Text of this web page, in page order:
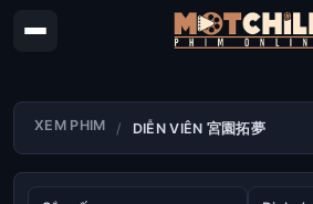
XEM PHIM DIỄN VIÊN 宮園拓夢